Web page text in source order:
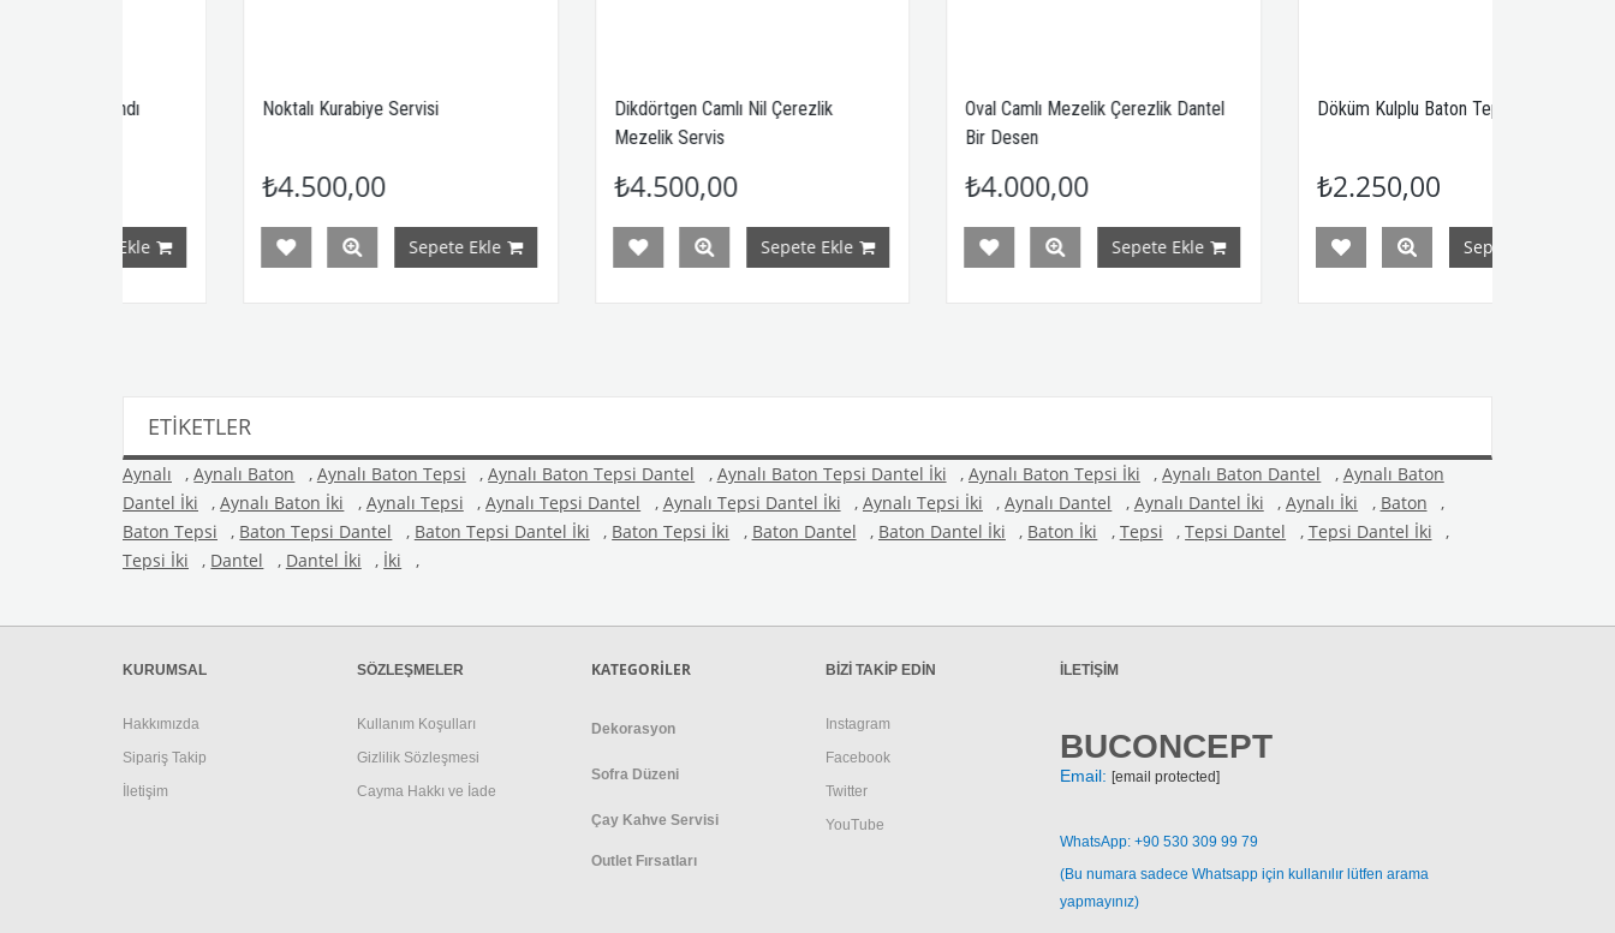
Noktalı Kurabiye Servisi
₺4.500,00
Sepete Ekle
Dikdörtgen Camlı Nil Çerezlik
Mezelik Servis
₺4.500,00
Sepete Ekle
Oval Camlı Mezelik Çerezlik Dantel
₺4.000,00
Sepete Ekle
Döküm Kulplu Baton Tepsi
₺2.250,00
Sepete Ekle
ETIKETLER
Aynalı , Aynalı Baton , Aynalı Baton Tepsi , Aynalı Baton Tepsi Dantel , Aynalı Baton Tepsi Dantel İki , Aynalı Baton Tepsi İki , Aynalı Baton Dantel , Aynalı Baton
Dantel İki
, Aynalı Baton İki , Aynalı Tepsi , Aynalı Tepsi Dantel , Aynalı Tepsi Dantel İki , Aynalı Tepsi İki , Aynalı Dantel , Aynalı Dantel İki , Aynalı İki , Baton
,
Baton Tepsi
, Baton Tepsi Dantel , Baton Tepsi Dantel İki , Baton Tepsi İki , Baton Dantel , Baton Dantel İki , Baton İki , Tepsi , Tepsi Dantel , Tepsi Dantel İki
,
Tepsi İki
, Dantel , Dantel İki , İki ,
KURUMSAL
Hakkımızda
Sipariş Takip
İletişim
SÖZLEŞMELER
Kullanım Koşulları
Gizlilik Sözleşmesi
Cayma Hakkı ve İade
KATEGORİLER
Dekorasyon
Sofra Düzeni
Çay Kahve Servisi
Outlet Fırsatları
BİZİ TAKİP EDİN
Instagram
Facebook
Twitter
YouTube
İLETIŞIM
BUCONCEPT
Email: [email protected]
WhatsApp: +90 530 309 99 79
(Bu numara sadece Whatsapp için kullanılır lütfen arama
yapmayınız)